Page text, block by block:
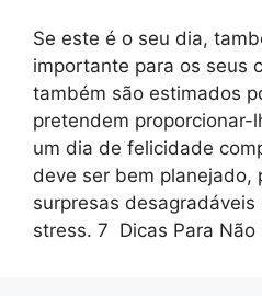
Se este é o seu dia,
importante para os seus
também são estimados
pretendem proporcionar-
um dia de felicidade
deve ser bem planejado,
surpresas
stress. 7 Dicas Para Não